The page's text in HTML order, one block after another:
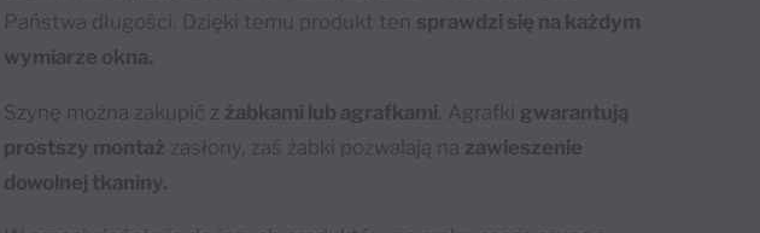
Państwa długości. Dzięki temu produkt ten sprawdzi się na każdym
wymiarze okna.
Szynę można zakupić z żabkami lub agrafkami . Agrafki gwarantują
prostszy montaż zasłony, zaś żabki pozwalają na zawieszenie
dowolnej tkaniny.